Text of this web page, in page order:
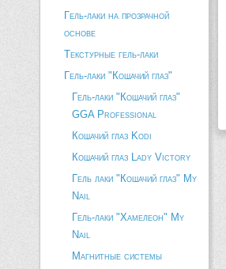
Гель-лаки на прозрачной
основе
Текстурные гель-лаки
Гель-лаки "Кошачий глаз"
Гель-лаки "Кошачий глаз"
GGA Professional
Кошачий глаз Kodi
Кошачий глаз Lady Victory
Гель лаки "Кошачий глаз" My
Nail
Гель-лаки "Хамелеон" My
Nail
Магнитные системы